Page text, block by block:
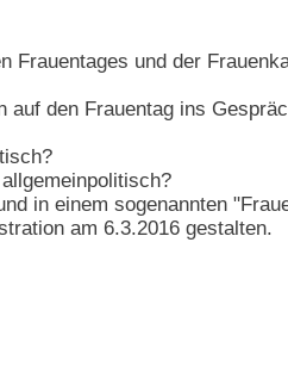
Frauentages und der
auf den Frauentag ins
in einem sogenannten
am 6.3.2016 gestalten.